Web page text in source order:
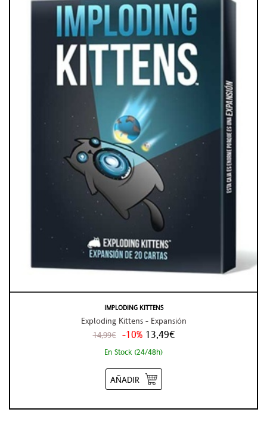
IMPLODING KITTENS
Exploding Kittens - Expansión
14,99€ -10% 13,49€
En Stock (24/48h)
AÑADIR